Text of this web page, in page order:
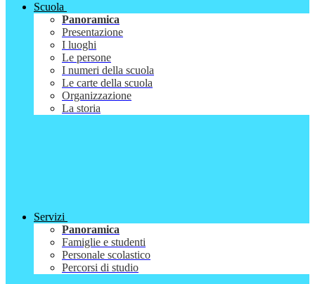
Scuola
Panoramica
Presentazione
I luoghi
Le persone
I numeri della scuola
Le carte della scuola
Organizzazione
La storia
Servizi
Panoramica
Famiglie e studenti
Personale scolastico
Percorsi di studio